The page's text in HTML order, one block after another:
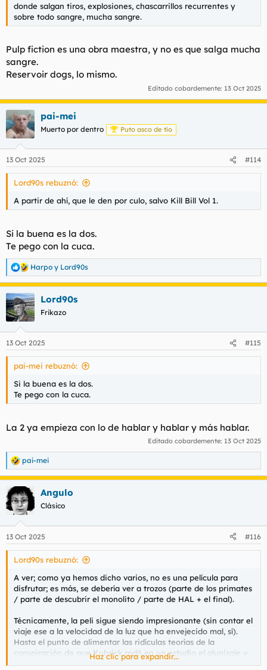
donde salgan tiros, explosiones, chascarrillos recurrentes y
sobre todo sangre, mucha sangre.
Pulp fiction es una obra maestra, y no es que salga mucha
sangre.
Reservoir dogs, lo mismo.
Editado cobardemente: 13 Oct 2025
pai-mei
Muerto por dentro Puto asco de tío
13 Oct 2025 #114
Lord90s rebuznó:
A partir de ahí, que le den por culo, salvo Kill Bill Vol 1.
Si la buena es la dos.
Te pego con la cuca.
R
e
a
c
c
i
e
s
Harpo y Lord90s
Lord90s
Frikazo
13 Oct 2025 #115
pai-mei rebuznó:
Si la buena es la dos.
Te pego con la cuca.
La 2 ya empieza con lo de hablar y hablar y más hablar.
Editado cobardemente: 13 Oct 2025
R
e
c
c
i
e
s
pai-mei
Angulo
Clásico
13 Oct 2025 #116
Lord90s rebuznó:
A ver; como ya hemos dicho varios, no es una película para
disfrutar; es más, se debería ver a trozos (parte de los primates
/ parte de descubrir el monolito / parte de HAL + el final).
Técnicamente, la peli sigue siendo impresionante (sin contar el
viaje ese a la velocidad de la luz que ha envejecido mal, sí).
Hasta el punto de alimentar las ridículas teorías de la
conspiración de que Kubrick rodó en un estudio el alunizaje y
tal.
Haz clic para expandir...